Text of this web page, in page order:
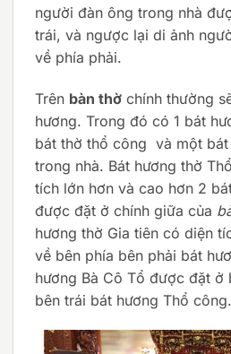
người đàn ông trong nhà
trái, và ngược lại di ảnh
về phía phải.
Trên bàn thờ chính thường
hương. Trong đó có 1 bát
bát thờ thổ công và một
trong nhà. Bát hương thờ
tích lớn hơn và cao hơn 2
được đặt ở chính giữa của
hương thờ Gia tiên có diện
về bên phía bên phải bát
hương Bà Cô Tổ được đặt ở
bên trái bát hương Thổ công.